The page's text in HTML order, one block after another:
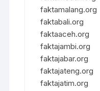
faktamalang.org
faktabali.org
faktaaceh.org
faktajambi.org
faktajabar.org
faktajateng.org
faktajatim.org